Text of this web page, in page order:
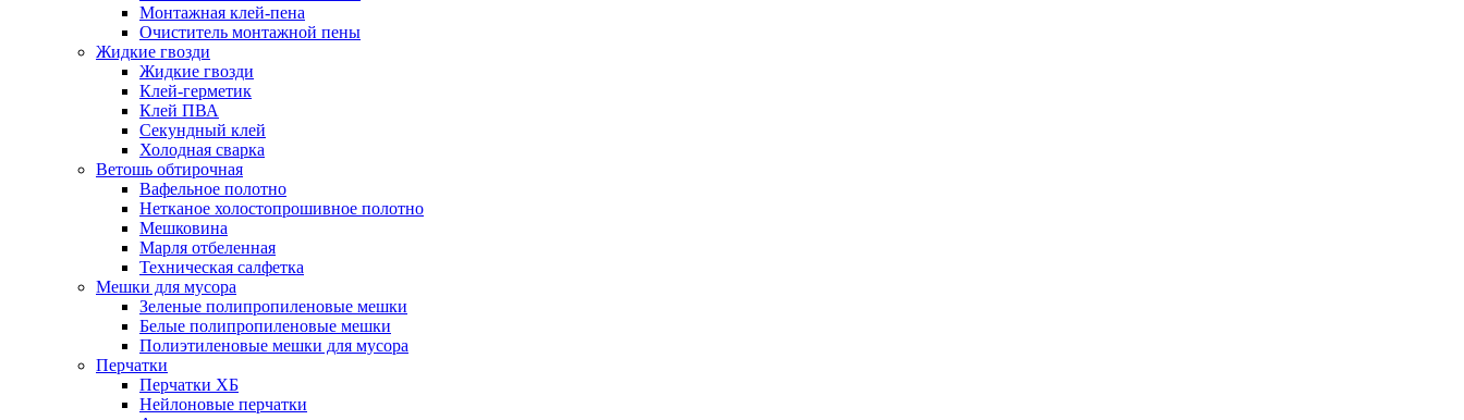
Монтажная клей-пена
Очиститель монтажной пены
Жидкие гвозди
Жидкие гвозди
Клей-герметик
Клей ПВА
Секундный клей
Холодная сварка
Ветошь обтирочная
Вафельное полотно
Нетканое холостопрошивное полотно
Мешковина
Марля отбеленная
Техническая салфетка
Мешки для мусора
Зеленые полипропиленовые мешки
Белые полипропиленовые мешки
Полиэтиленовые мешки для мусора
Перчатки
Перчатки ХБ
Нейлоновые перчатки